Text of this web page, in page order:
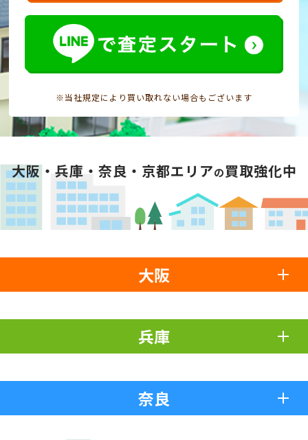
※当社規定により買い取れない場合もございます
大阪・兵庫・奈良・京都エリアの買取強化中
大阪
兵庫
奈良